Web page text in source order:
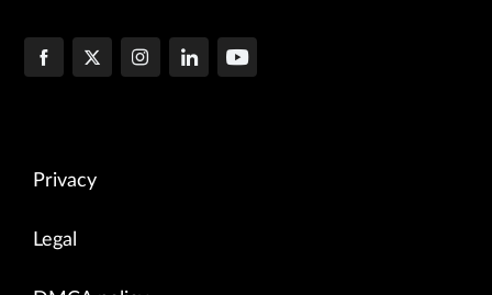
Privacy
Legal